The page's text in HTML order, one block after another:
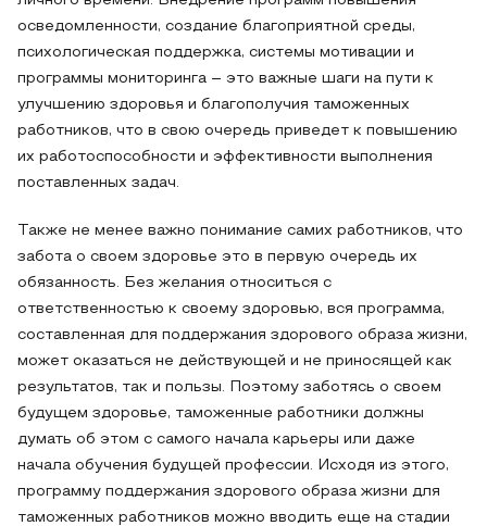
осведомленности, создание благоприятной среды,
психологическая поддержка, системы мотивации и
программы мониторинга – это важные шаги на пути к
улучшению здоровья и благополучия таможенных
работников, что в свою очередь приведет к повышению
их работоспособности и эффективности выполнения
поставленных задач.
Также не менее важно понимание самих работников, что
забота о своем здоровье это в первую очередь их
обязанность. Без желания относиться с
ответственностью к своему здоровью, вся программа,
составленная для поддержания здорового образа жизни,
может оказаться не действующей и не приносящей как
результатов, так и пользы. Поэтому заботясь о своем
будущем здоровье, таможенные работники должны
думать об этом с самого начала карьеры или даже
начала обучения будущей профессии. Исходя из этого,
программу поддержания здорового образа жизни для
таможенных работников можно вводить еще на стадии